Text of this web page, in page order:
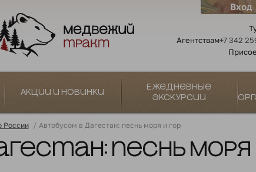
Вход
Агентствам+7 342
Акции и новинки
Ежедневные
экскурсии
России / Автобусом в Дагестан: песнь моря и гор
песнь моря